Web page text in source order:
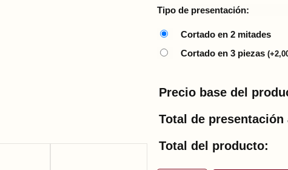
Tipo de presentación:
Cortado en 2 mitades
Cortado en 3 piezas (+
Precio base del
Total de presentación
Total del producto: